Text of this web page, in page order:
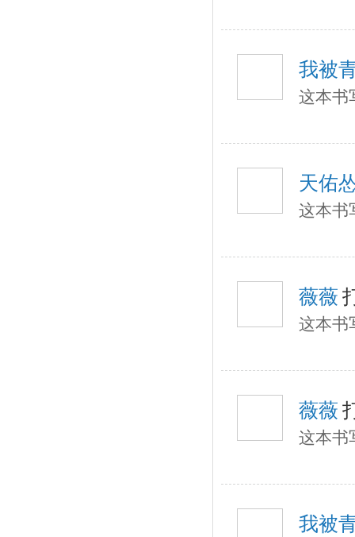
我被
这本书
天佑
这本书
薇薇
这本书
薇薇
这本书
我被